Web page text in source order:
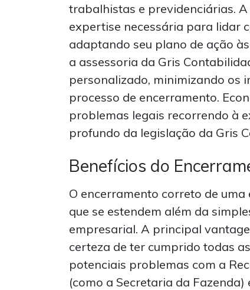
trabalhistas e previdenciárias.
expertise necessária para lidar
adaptando seu plano de ação
a assessoria da Gris
personalizado, minimizando os
processo de encerramento.
problemas legais recorrendo à
profundo da legislação da Gris
Benefícios do
O encerramento correto de
que se estendem além da
empresarial. A principal
certeza de ter cumprido todas
potenciais problemas com a
(como a Secretaria da